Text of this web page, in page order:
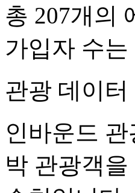
총 207개의
가입자 수
관광 데이터
인바운드
박 관광객